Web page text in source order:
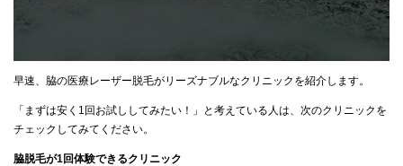
早速、脇の医療レーザー脱毛がリーズナブルなクリニックを紹介します。
「まずは安く1回お試ししてみたい！」と考えている人は、次のクリニックを
チェックしてみてください。
脇脱毛が1回体験できるクリニック